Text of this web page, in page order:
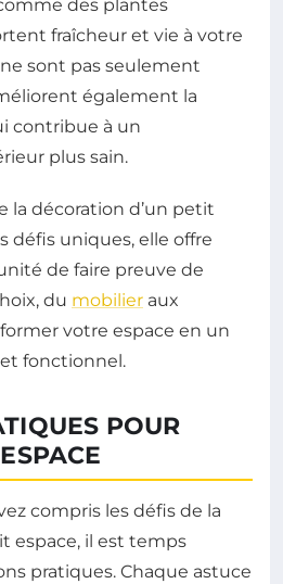
des plantes
fraîcheur et vie à votre
sont pas seulement
également la
contribue à un
plus sain.
la décoration d’un petit
défis uniques, elle offre
de faire preuve de
du mobilier aux
votre espace en un
fonctionnel.
POUR
compris les défis de la
espace, il est temps
pratiques. Chaque astuce